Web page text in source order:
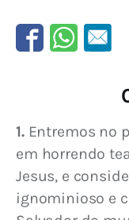
1. Entremos no
em horrendo
Jesus, e
ignominioso e